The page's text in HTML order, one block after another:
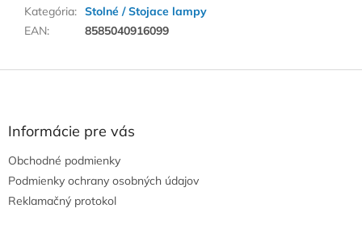
Kategória: Stolné / Stojace lampy
EAN: 8585040916099
Informácie pre vás
Obchodné podmienky
Podmienky ochrany osobných údajov
Reklamačný protokol